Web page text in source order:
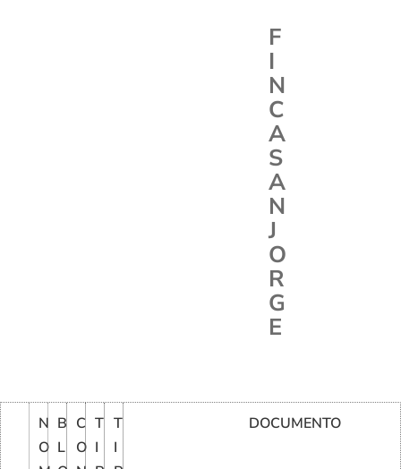
F
I
N
C
A
S
A
N
J
O
R
G
E
N
O
B
L
C
O
T
I
T
I
DOCUMENTO